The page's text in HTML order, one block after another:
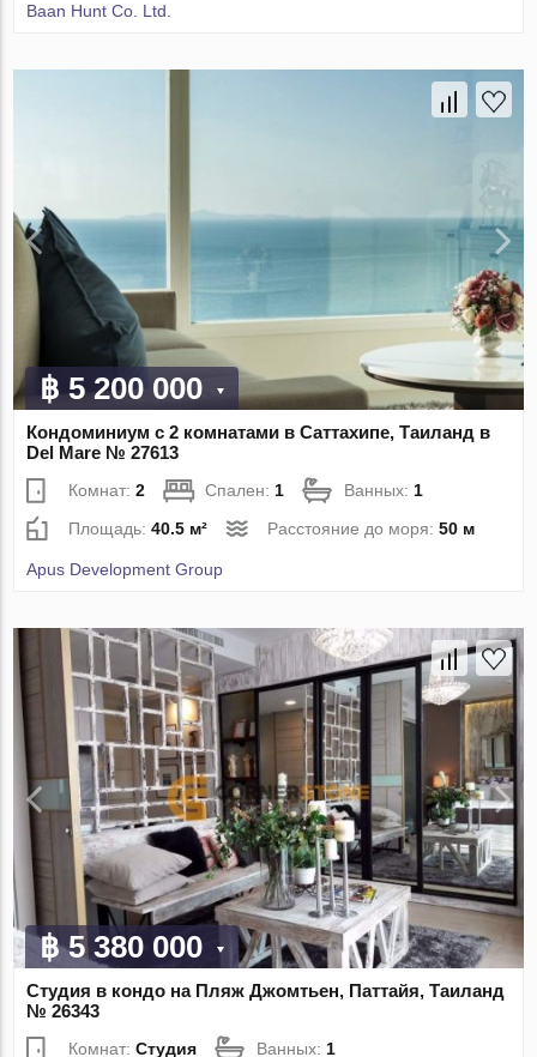
Baan Hunt Co. Ltd.
฿ 5 200 000
Кондоминиум с 2 комнатами в Саттахипе, Таиланд в
Del Mare № 27613
Комнат:2 Спален: 1 Ванных: 1
Площадь:40.5 м² Расстояние до моря:50 м
Apus Development Group
฿ 5 380 000
Студия в кондо на Пляж Джомтьен, Паттайя, Таиланд
№ 26343
Комнат:Студия Ванных: 1